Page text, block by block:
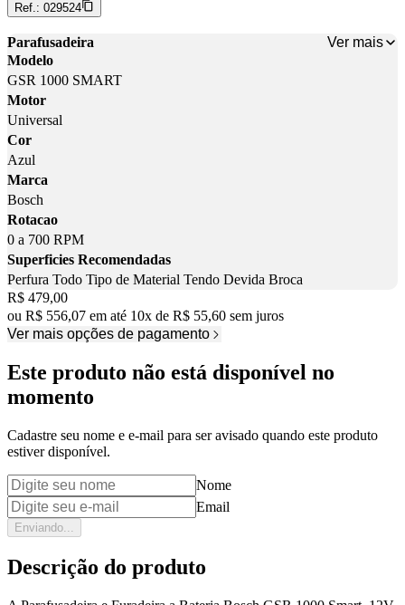
Ref.: 029524
Parafusadeira
Ver mais
Modelo
GSR 1000 SMART
Motor
Universal
Cor
Azul
Marca
Bosch
Rotacao
0 a 700 RPM
Superficies Recomendadas
Perfura Todo Tipo de Material Tendo Devida Broca
Price:
R$ 479,00
ou R$ 556,07 em até 10x de R$ 55,60 sem juros
Ver mais opções de pagamento
Este produto não está disponível no
momento
Cadastre seu nome e e-mail para ser avisado quando este produto
estiver disponível.
Nome
Email
Enviando...
Descrição do produto